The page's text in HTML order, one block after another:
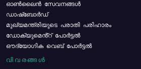
ഓൺലൈൻ സേവനങ്ങൾ
ഡാഷ്ബോർഡ്
മുഖ്യമന്ത്രിയുടെ പരാതി പരിഹാരം
ഡോക്യുമെൻ്റ് പോർട്ടൽ
ഔദ്യോഗിക വെബ് പോർട്ടൽ
വിവരങ്ങൾ